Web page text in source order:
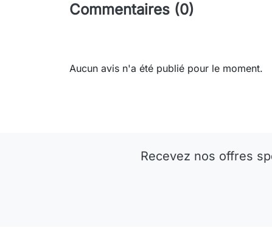
Commentaires (0)
Aucun avis n'a été publié pour le moment.
Recevez nos offres